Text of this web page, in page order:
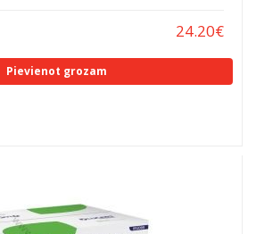
24.20€
Pievienot grozam